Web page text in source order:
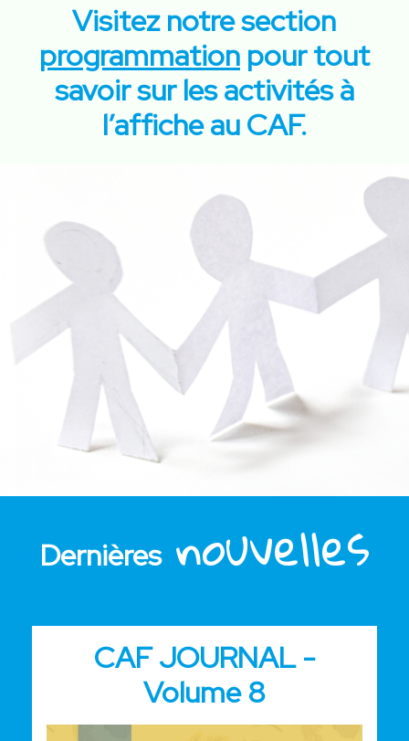
Visitez notre section
programmationpour tout
savoir sur les activités à
l’affiche au CAF.
Dernières nouvelles
CAF JOURNAL -
Volume 8